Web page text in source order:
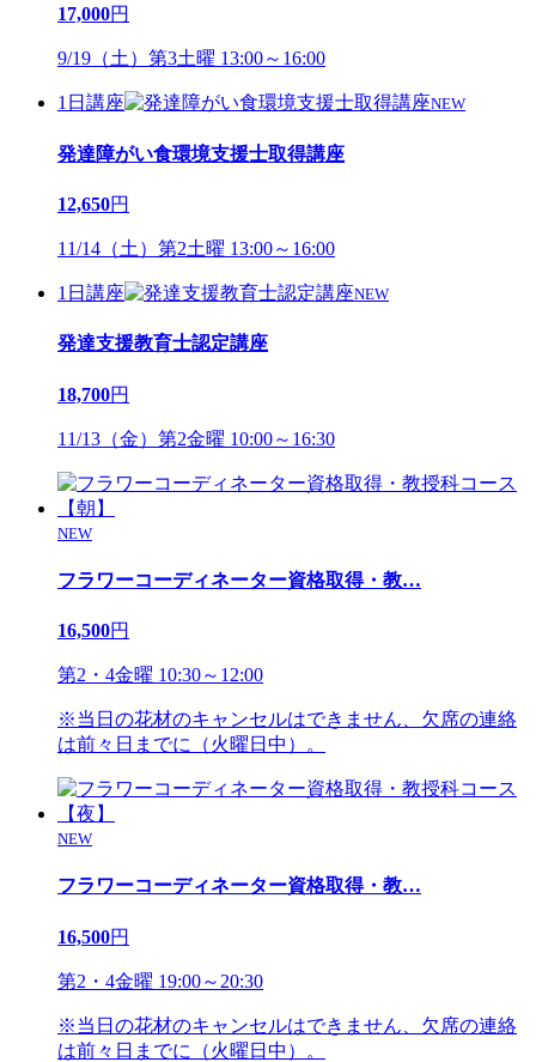
17,000円
9/19（土）第3土曜 13:00～16:00
1日講座 NEW
発達障がい食環境支援士取得講座
12,650円
11/14（土）第2土曜 13:00～16:00
1日講座 NEW
発達支援教育士認定講座
18,700円
11/13（金）第2金曜 10:00～16:30
NEW
フラワーコーディネーター資格取得・教…
16,500円
第2・4金曜 10:30～12:00
※当日の花材のキャンセルはできません、欠席の連絡
は前々日までに（火曜日中）。
NEW
フラワーコーディネーター資格取得・教…
16,500円
第2・4金曜 19:00～20:30
※当日の花材のキャンセルはできません、欠席の連絡
は前々日までに（火曜日中）。